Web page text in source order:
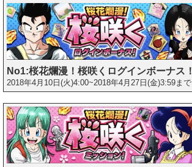
No1:桜花爛漫！桜咲くログインボーナス！
2018年4月10日(火)4:00~2018年4月27日(金)3:59まで